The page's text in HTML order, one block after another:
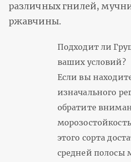
различных гнилей,
ржавчины.
Подходит ли
ваших условий?
Если вы
изначального
обратите
этого сорта
средней полосы